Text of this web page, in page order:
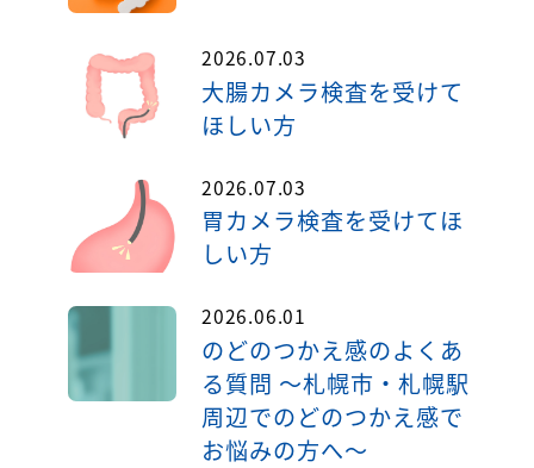
2026.07.03
大腸カメラ検査を受けて
ほしい方
2026.07.03
胃カメラ検査を受けてほ
しい方
2026.06.01
のどのつかえ感のよくあ
る質問 ～札幌市・札幌駅
周辺でのどのつかえ感で
お悩みの方へ～